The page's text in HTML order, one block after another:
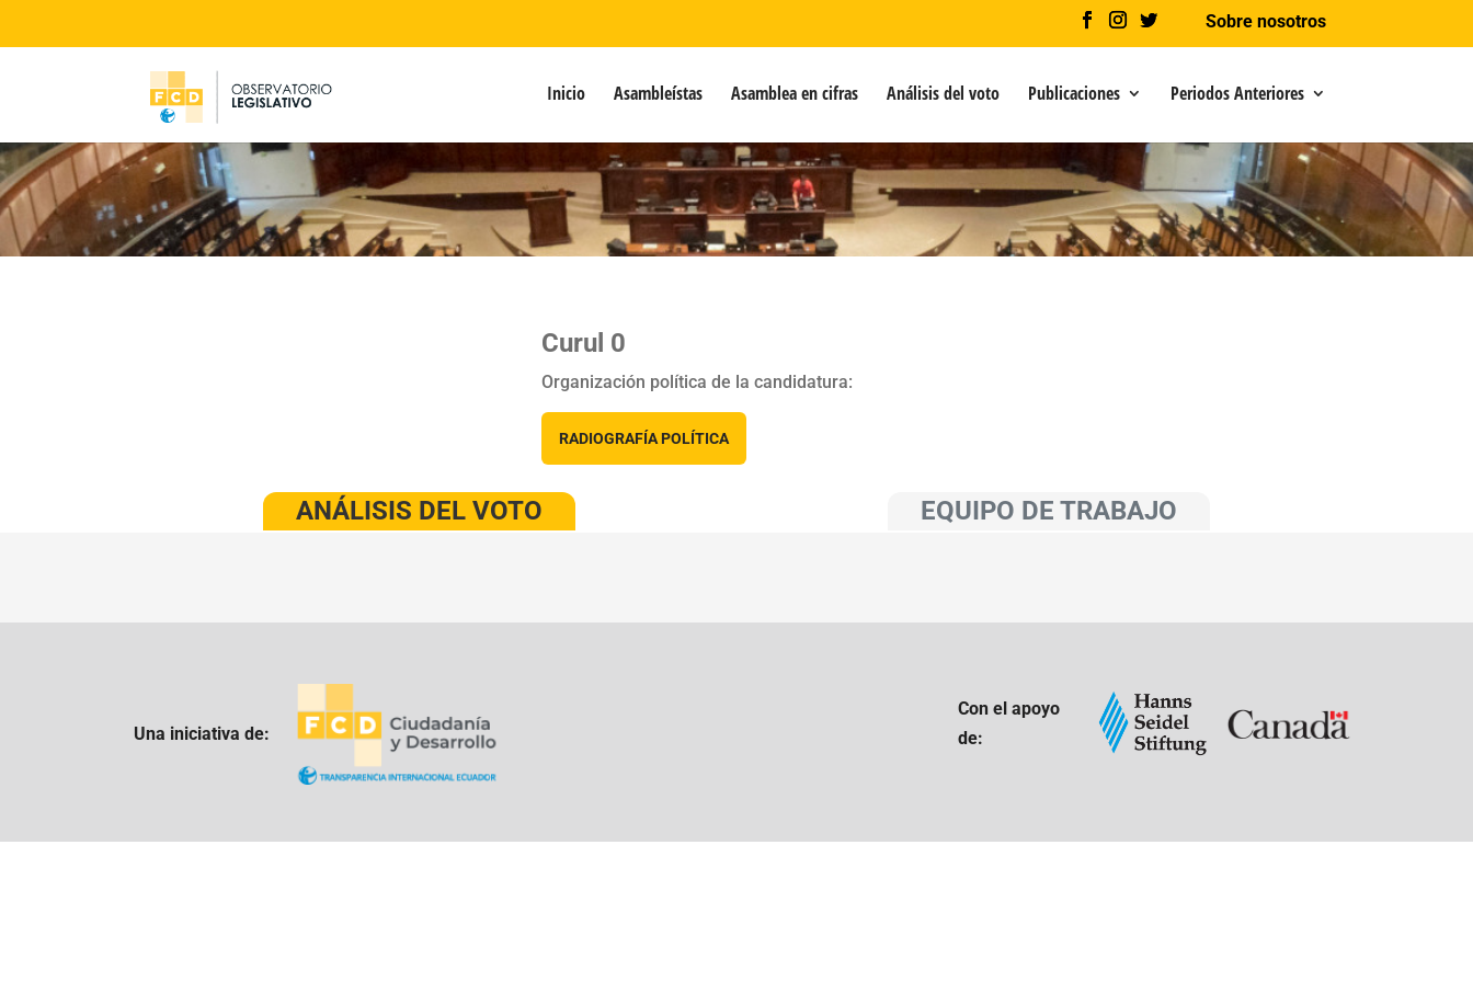
Sobre nosotros
Inicio Asambleístas Asamblea en cifras Análisis del voto Publicaciones Periodos Anteriores
Curul 0
Organización política de la candidatura:
RADIOGRAFÍA POLÍTICA
ANÁLISIS DEL VOTO EQUIPO DE TRABAJO
Una iniciativa de:
Con el apoyo
de: